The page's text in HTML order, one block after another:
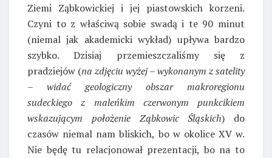
Ziemi Ząbkowickiej i jej piastowskich korzeni.
Czyni to z właściwą sobie swadą i te 90 minut
(niemal jak akademicki wykład) upływa bardzo
szybko. Dzisiaj przemieszczaliśmy się z
pradziejów (na zdjęciu wyżej – wykonanym z satelity
– widać geologiczny obszar makroregionu
sudeckiego z maleńkim czerwonym punkcikiem
wskazującym położenie Ząbkowic Śląskich) do
czasów niemal nam bliskich, bo w okolice XV w.
Nie będę tu relacjonował prezentacji, bo na to